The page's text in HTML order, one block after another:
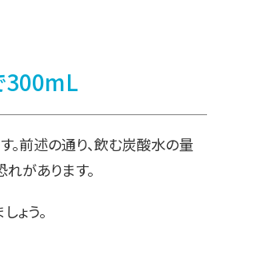
300mL
前述の通り、飲む炭酸水の量
があります。
ょう。